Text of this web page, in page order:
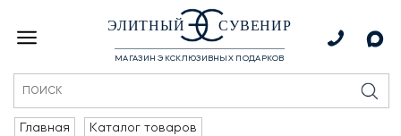
ЭЛИТНЫЙ СУВЕНИР
МАГАЗИН ЭКСКЛЮЗИВНЫХ ПОДАРКОВ
Главная Каталог товаров